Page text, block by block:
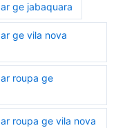
ge jabaquara
ge vila nova
roupa ge
roupa ge vila nova